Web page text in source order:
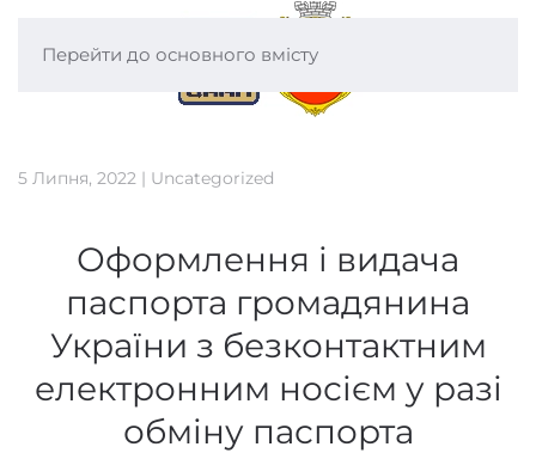
Перейти до основного вмісту
5 Липня, 2022 | Uncategorized
Оформлення і видача
паспорта громадянина
України з безконтактним
електронним носієм у разі
обміну паспорта